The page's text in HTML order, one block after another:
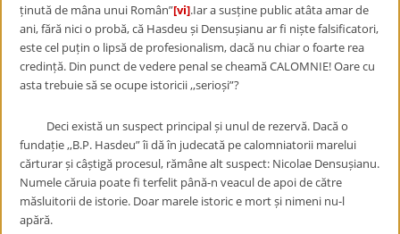
ținută de mâna unui Român”[vi].Iar a susține public atâta amar de
ani, fără nici o probă, că Hasdeu și Densușianu ar fi niște falsificatori,
este cel puțin o lipsă de profesionalism, dacă nu chiar o foarte rea
credință. Din punct de vedere penal se cheamă CALOMNIE! Oare cu
asta trebuie să se ocupe istoricii ,,serioși”?
Deci există un suspect principal și unul de rezervă. Dacă o
fundație ,,B.P. Hasdeu” îi dă în judecată pe calomniatorii marelui
cărturar și câștigă procesul, rămâne alt suspect: Nicolae Densușianu.
Numele căruia poate fi terfelit până-n veacul de apoi de către
măsluitorii de istorie. Doar marele istoric e mort și nimeni nu-l
apără.